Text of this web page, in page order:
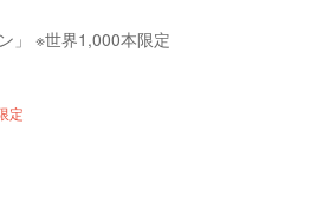
」 ※世界1,000本限定
定